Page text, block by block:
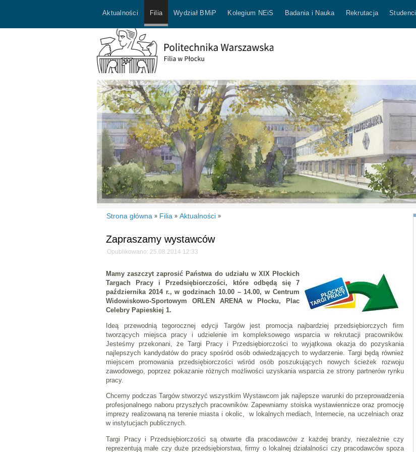
Aktualności Filia Wydział BMiP Kolegium NEiS Badania i Nauka Rekrutacja Studenci
Strona główna » Filia » Aktualności »
Zapraszamy wystawców
Opublikowano: 25.08.2014 12:33
Mamy zaszczyt zaprosić Państwa do udziału w XIX Płockich
Targach Pracy i Przedsiębiorczości, które odbędą się 7
października 2014 r., w godzinach 10.00 – 14.00, w Centrum
Widowiskowo-Sportowym ORLEN ARENA w Płocku, Plac
Celebry Papieskiej 1.
Ideą przewodnią tegorocznej edycji Targów jest promocja najbardziej przedsiębiorczych firm
tworzących miejsca pracy i udzielenie im kompleksowego wsparcia w rekrutacji pracowników.
Jesteśmy przekonani, że Targi Pracy i Przedsiębiorczości to wyjątkowa okazja do pozyskania
najlepszych kandydatów do pracy spośród osób odwiedzających to wydarzenie. Targi będą również
miejscem promowania przedsiębiorczości wśród osób poszukujących nowych ścieżek rozwoju
zawodowego, poprzez pokazanie różnych możliwości uzyskania wsparcia ze strony partnerów rynku
pracy.
Chcemy podczas Targów stworzyć wszystkim Wystawcom jak najlepsze warunki do przeprowadzenia
profesjonalnego naboru przyszłych pracowników. Zapewniamy stoiska wystawiennicze oraz promocję
imprezy realizowaną na terenie miasta i okolic, w lokalnych mediach, Internecie, na uczelniach oraz
w instytucjach publicznych.
Targi Pracy i Przedsiębiorczości są otwarte dla pracodawców z każdej branży, niezależnie czy
reprezentują małe czy duże przedsiębiorstwa, firmy o lokalnej działalności czy pracodawców spoza